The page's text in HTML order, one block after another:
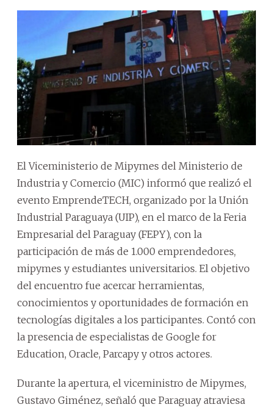
El Viceministerio de Mipymes del Ministerio de
Industria y Comercio (MIC) informó que realizó el
evento EmprendeTECH, organizado por la Unión
Industrial Paraguaya (UIP), en el marco de la Feria
Empresarial del Paraguay (FEPY), con la
participación de más de 1.000 emprendedores,
mipymes y estudiantes universitarios. El objetivo
del encuentro fue acercar herramientas,
conocimientos y oportunidades de formación en
tecnologías digitales a los participantes. Contó con
la presencia de especialistas de Google for
Education, Oracle, Parcapy y otros actores.
Durante la apertura, el viceministro de Mipymes,
Gustavo Giménez, señaló que Paraguay atraviesa